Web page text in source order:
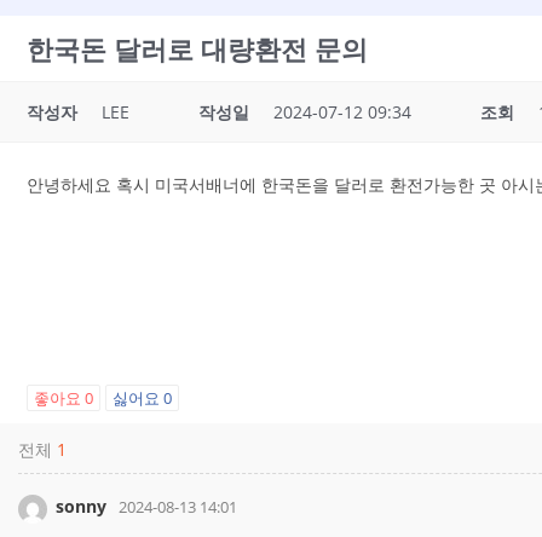
한국돈 달러로 대량환전 문의
작성자 LEE 작성일 2024-07-12 09:34 조회
안녕하세요 혹시 미국서배너에 한국돈을 달러로 환전가능한 곳 아
좋아요 0 싫어요 0
전체 1
sonny 2024-08-13 14:01